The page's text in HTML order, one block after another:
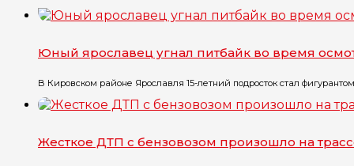
Юный ярославец угнал питбайк во время
В Кировском районе Ярославля 15-летний подросток стал фигурантом
Жесткое ДТП с бензовозом произошло на